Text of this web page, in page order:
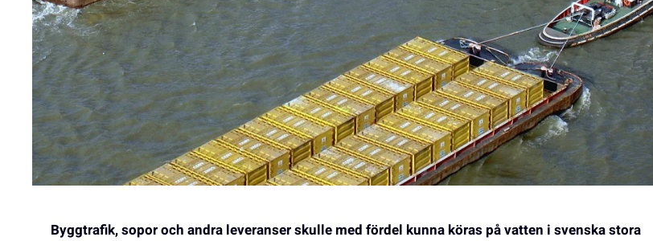
Byggtrafik, sopor och andra leveranser skulle med fördel kunna köras på vatten i svenska stora